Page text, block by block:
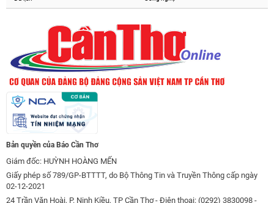
Bản quyền của Báo Cần Thơ
Giám đốc: HUỲNH HOÀNG MẾN
Giấy phép số 789/GP-BTTTT, do Bộ Thông Tin và Truyền Thông cấp ngày
02-12-2021
24 Trần Văn Hoài, P. Ninh Kiều, TP Cần Thơ - Điện thoại: (0292) 3830098 -